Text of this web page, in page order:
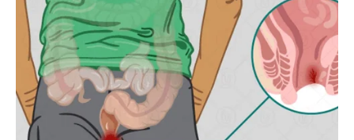
Slobodni Rakovi mogu dobiti znak da neko misli na njih –
poruku, poziv ili čak san koji budi emocije. Ovo je dan
kada shvatate da niste sami, čak i kada tako mislite.
LAV